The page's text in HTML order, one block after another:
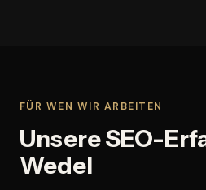
FÜR WEN WIR ARBEITEN
Unsere SEO-
Wedel